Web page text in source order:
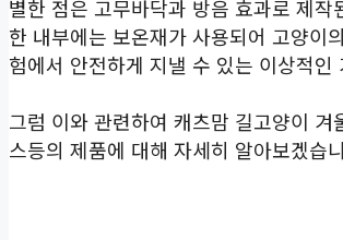
별한 점은 고무바닥과 방음 효과로 제
한 내부에는 보온재가 사용되어 고양이
험에서 안전하게 지낼 수 있는 이상적
그럼 이와 관련하여 캐츠맘 길고양이
스등의 제품에 대해 자세히 알아보겠습